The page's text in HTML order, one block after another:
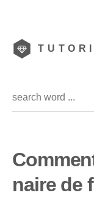
naire de